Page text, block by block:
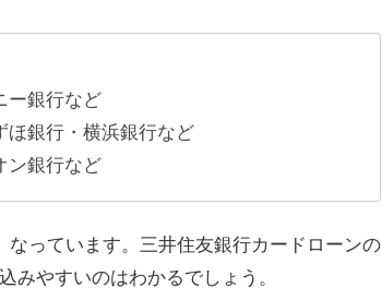
ー銀行など
銀行・横浜銀行など
ン銀行など
っています。三井住友銀行カードローンの
みやすいのはわかるでしょう。